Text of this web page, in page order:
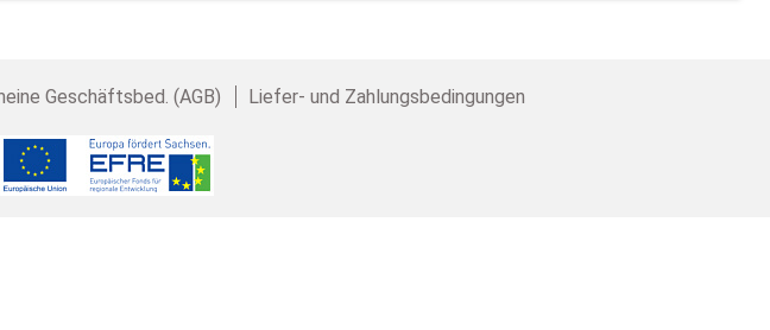
Geschäftsbed. (AGB) Liefer- und Zahlungsbedingungen